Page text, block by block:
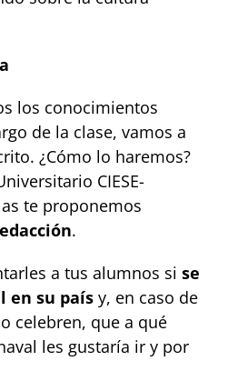
los conocimientos
de la clase, vamos a
¿Cómo lo haremos?
CIESE-
te proponemos
.
a tus alumnos si se
en su país y, en caso de
celebren, que a qué
les gustaría ir y por